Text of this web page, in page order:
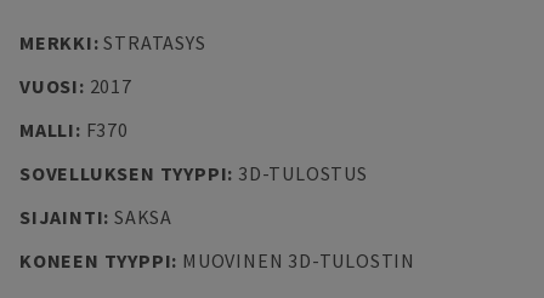
MERKKI:STRATASYS
VUOSI: 2017
MALLI: F370
SOVELLUKSEN TYYPPI: 3D-TULOSTUS
SIJAINTI: SAKSA
KONEEN TYYPPI: MUOVINEN 3D-TULOSTIN